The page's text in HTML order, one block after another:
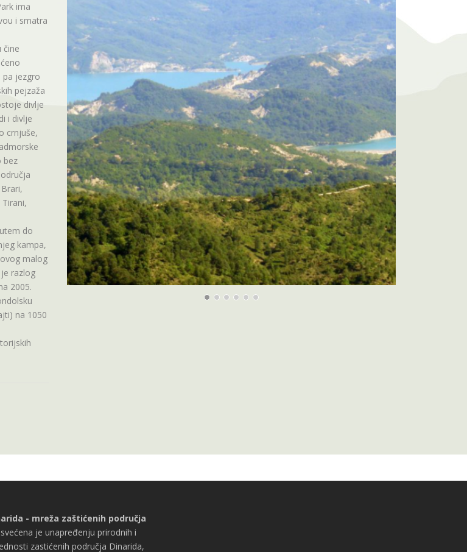
ima
i smatra
čine
pa jezgro
pejzaža
divlje
i divlje
crnjuše,
bez
do
kampa,
malog
razlog
2005.
na 1050
- mreža zaštićenih područja
je unapređenju prirodnih i
zastićenih područja Dinarida,